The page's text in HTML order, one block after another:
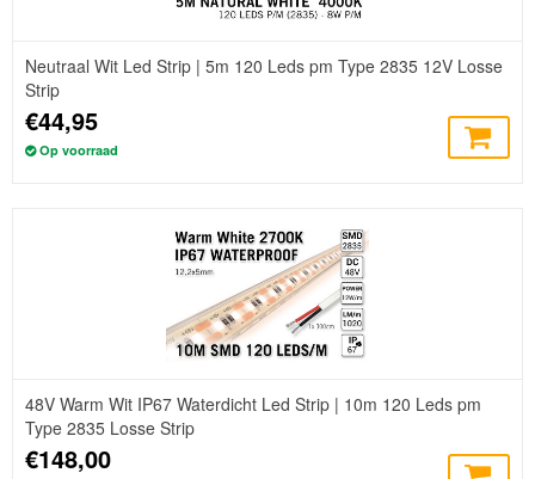
Neutraal Wit Led Strip | 5m 120 Leds pm Type 2835 12V Losse
Strip
€44,95
Op voorraad
48V Warm Wit IP67 Waterdicht Led Strip | 10m 120 Leds pm
Type 2835 Losse Strip
€148,00